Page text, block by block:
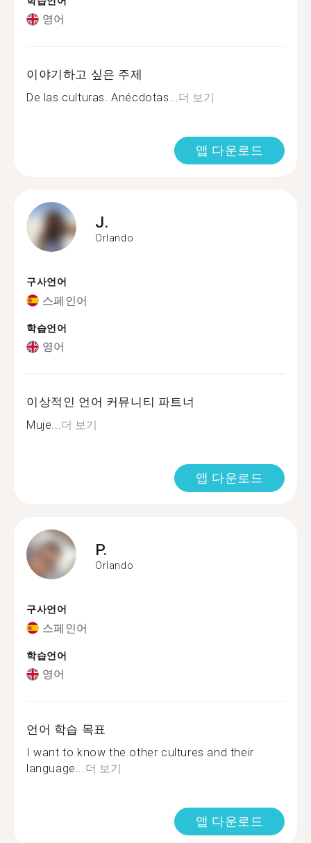
영어
이야기하고 싶은 주제
De las culturas. Anécdotas...더 보기
앱 다운로드
J.
Orlando
구사언어
스페인어
학습언어
영어
이상적인 언어 커뮤니티 파트너
Muje...더 보기
앱 다운로드
P.
Orlando
구사언어
스페인어
학습언어
영어
언어 학습 목표
I want to know the other cultures and their
language...더 보기
앱 다운로드